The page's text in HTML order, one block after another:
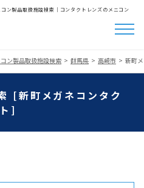
ン製品取扱施設検索│コンタクトレンズのメニコン
ン製品取扱施設検索 群馬県 高崎市 新町
[新町メガネコンタク
ト]